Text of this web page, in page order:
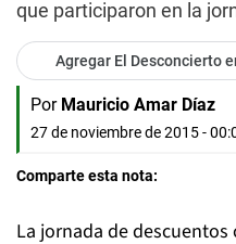
que participaron en la
Agregar El Desconcierto
Por Mauricio Amar Díaz
27 de noviembre de 2015 -
Comparte esta nota:
La jornada de